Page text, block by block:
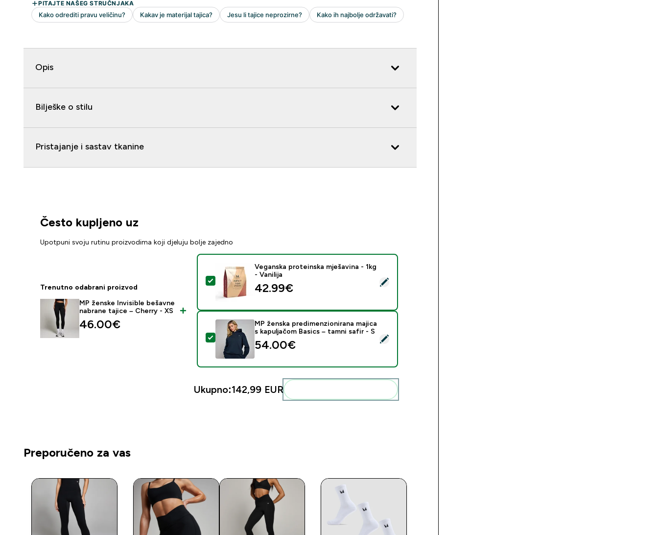
Opis
Bilješke o stilu
Pristajanje i sastav tkanine
Često kupljeno uz
Upotpuni svoju rutinu proizvodima koji djeluju bolje zajedno
Trenutno odabrani proizvod
MP ženske Invisible bešavne
nabrane tajice – Cherry - XS
46.00€‎
Odaberi ovaj proizvod - Veganska proteinska mješavina - 1kg - Vanilija
Veganska proteinska mješavina - 1kg
- Vanilija
42.99€‎
Odaberi ovaj proizvod - MP ženska predimenzionirana majica s kapuljačom Basics – tamni safir - S
MP ženska predimenzionirana majica
s kapuljačom Basics – tamni safir - S
54.00€‎
Ukupno:142,99 EUR‎
Preporučeno za vas